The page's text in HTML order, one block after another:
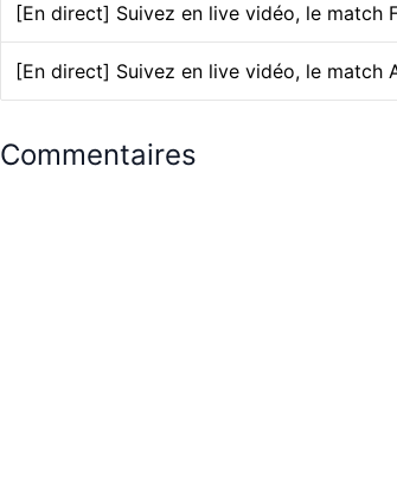
[En direct] Suivez en live vidéo, le match
[En direct] Suivez en live vidéo, le match
Commentaires